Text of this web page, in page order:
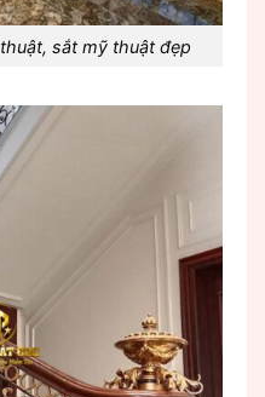
sắt mỹ thuật đẹp